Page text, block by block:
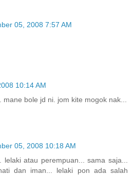
05, 2008 7:57 AM
10:14 AM
mane bole jd ni. jom kite mogok nak...
05, 2008 10:18 AM
lelaki atau perempuan... sama saja...
dan iman... lelaki pon ada salah